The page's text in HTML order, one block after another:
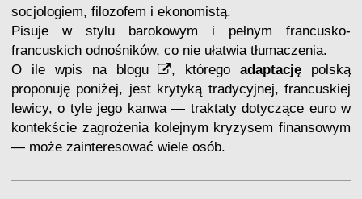
socjologiem, filozofem i ekonomistą.
Pisuje w stylu barokowym i pełnym francusko-
francuskich odnośników, co nie ułatwia tłumaczenia.
O ile wpis na blogu , któregoadaptację polską
proponuję poniżej, jest krytyką tradycyjnej, francuskiej
lewicy, o tyle jego kanwa — traktaty dotyczące euro w
kontekście zagrożenia kolejnym kryzysem finansowym
— może zainteresować wiele osób.